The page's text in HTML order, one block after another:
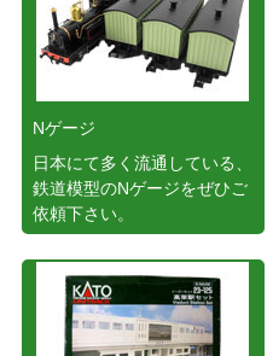
Nゲージ
日本にて多く流通している、
鉄道模型のNゲージをぜひご
依頼下さい。